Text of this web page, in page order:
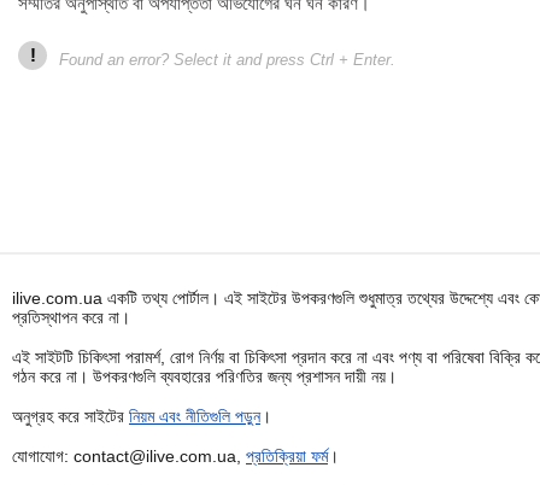
! Found an error? Select it and press Ctrl + Enter.
ilive.com.ua একটি তথ্য পোর্টাল। এই সাইটের উপকরণগুলি শুধুমাত্র তথ্যের উদ্দেশ্যে এবং
প্রতিস্থাপন করে না।
এই সাইটটি চিকিৎসা পরামর্শ, রোগ নির্ণয় বা চিকিৎসা প্রদান করে না এবং পণ্য বা পরিষেবা
গঠন করে না। উপকরণগুলি ব্যবহারের পরিণতির জন্য প্রশাসন দায়ী নয়।
অনুগ্রহ করে সাইটের নিয়ম এবং নীতিগুলি পড়ুন।
যোগাযোগ: contact@ilive.com.ua, প্রতিক্রিয়া ফর্ম।